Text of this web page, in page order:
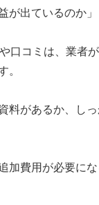
が出ているのか」
口コミは、業者
。
料があるか、し
加費用が必要に